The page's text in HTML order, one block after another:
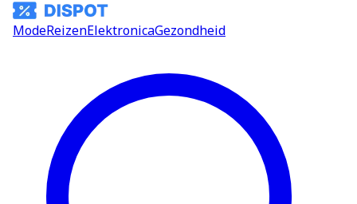
ModeReizenElektronicaGezondheid